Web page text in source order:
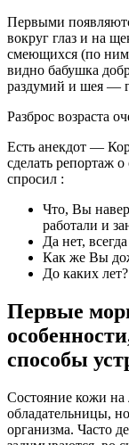
Первыми
вокруг глаз и на
смеющихся (по ним
видно бабушка
раздумий и шея —
Разброс возраста
Есть анекдот —
сделать репортаж
спросил :
Что, Вы
работали и
Да нет,
Как же Вы
До каких
Первые
способы
Состояние кожи на
обладательницы,
организма. Часто